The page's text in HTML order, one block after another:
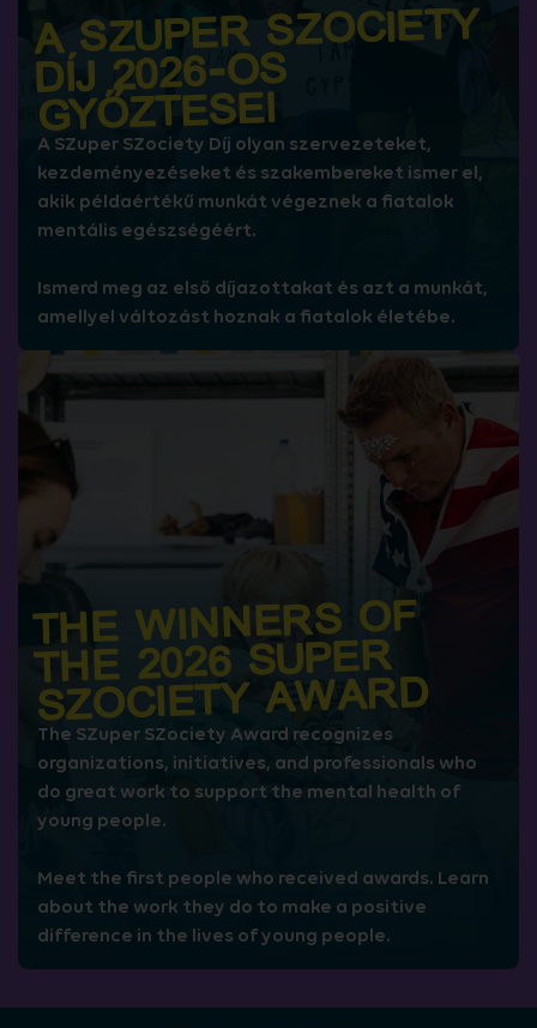
A SZUPER SZOCIETY
DÍJ 2026-OS
GYŐZTESEI
A SZuper SZociety Díj olyan szervezeteket,
kezdeményezéseket és szakembereket ismer el,
akik példaértékű munkát végeznek a fiatalok
mentális egészségéért.
Ismerd meg az első díjazottakat és azt a munkát,
amellyel változást hoznak a fiatalok életébe.
THE WINNERS OF
THE 2026 SUPER
SZOCIETY AWARD
The SZuper SZociety Award recognizes
organizations, initiatives, and professionals who
do great work to support the mental health of
young people.
Meet the first people who received awards. Learn
about the work they do to make a positive
difference in the lives of young people.